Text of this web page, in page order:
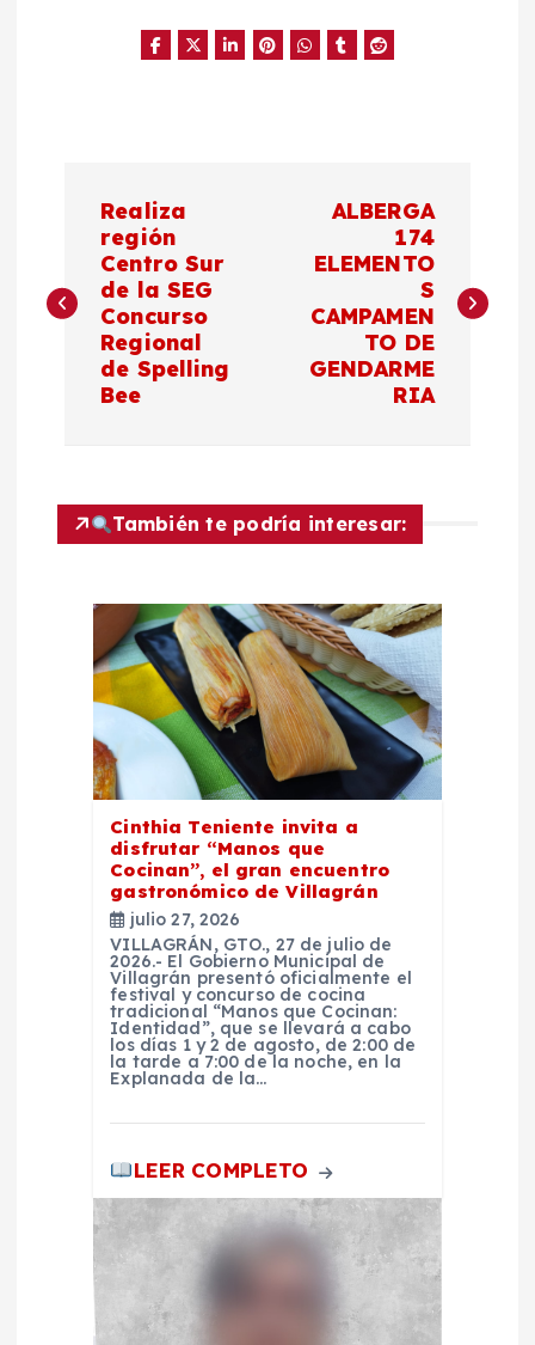
v
c
Realiza
región
Centro Sur
de la SEG
Concurso
Regional
de Spelling
Bee
ALBERGA
174
ELEMENTO
S
CAMPAMEN
TO DE
GENDARME
RIA
También te podría interesar:
Cinthia Teniente invita a
disfrutar “Manos que
Cocinan”, el gran encuentro
gastronómico de Villagrán
julio 27, 2026
VILLAGRÁN, GTO., 27 de julio de
2026.- El Gobierno Municipal de
Villagrán presentó oficialmente el
festival y concurso de cocina
tradicional “Manos que Cocinan:
Identidad”, que se llevará a cabo
los días 1 y 2 de agosto, de 2:00 de
la tarde a 7:00 de la noche, en la
Explanada de la…
LEER COMPLETO